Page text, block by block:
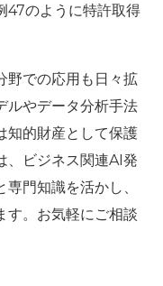
47のように特許取得
野での応用も日々拡
ルやデータ分析手法
知的財産として保護
、ビジネス関連AI発
門知識を活かし、
す。お気軽にご相談